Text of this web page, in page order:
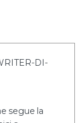
segue la